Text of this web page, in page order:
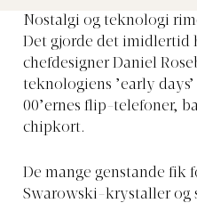
Nostalgi og teknologi
Det gjorde det imidlertid
chefdesigner Daniel
teknologiens ’early
00’ernes flip-telefoner,
chipkort.
De mange genstande fik
Swarowski-krystaller og